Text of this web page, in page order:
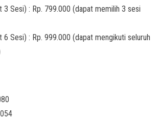
3 Sesi) : Rp. 799.000 (dapat memilih 3 sesi
6 Sesi) : Rp. 999.000 (dapat mengikuti seluruh